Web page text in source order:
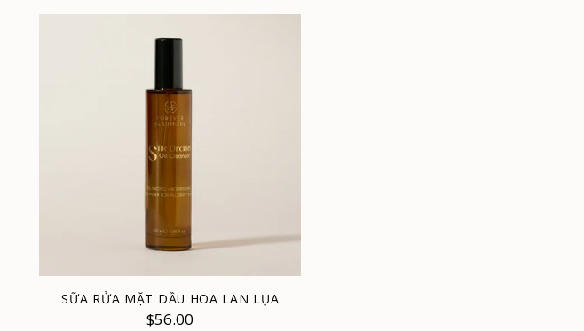
SỮA RỬA MẶT DẦU HOA LAN LỤA
$56.00